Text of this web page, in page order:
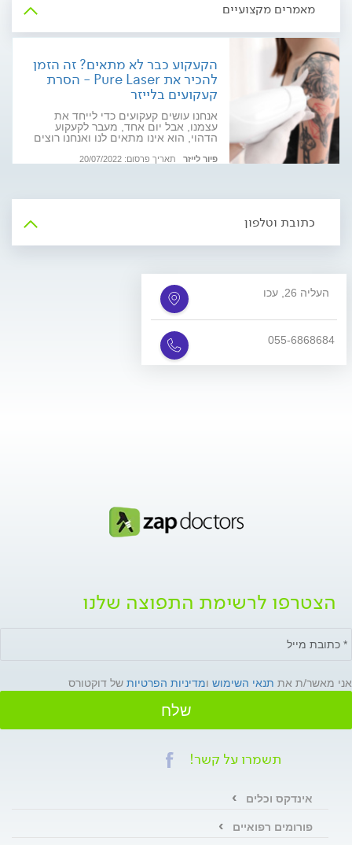
מאמרים מקצועיים
הקעקוע כבר לא מתאים? זה הזמן
להכיר את Pure Laser - הסרת
קעקועים בלייזר
אנחנו עושים קעקועים כדי לייחד את
עצמנו, אבל יום אחד, מעבר לקעקוע
הדהוי, הוא אינו מתאים לנו ואנחנו רוצים
בעל הקליניקה Pure Laser, מסביר על
פיור לייזר תאריך פרסום: 20/07/2022
כתובת וטלפון
העליה 26, עכו
055-6868684
הצטרפו לרשימת התפוצה שלנו
אני מאשר/ת את תנאי השימוש ומדיניות הפרטיות של דוקטורס
שלח
תשמרו על קשר!
אינדקס וכלים
פורומים רפואיים